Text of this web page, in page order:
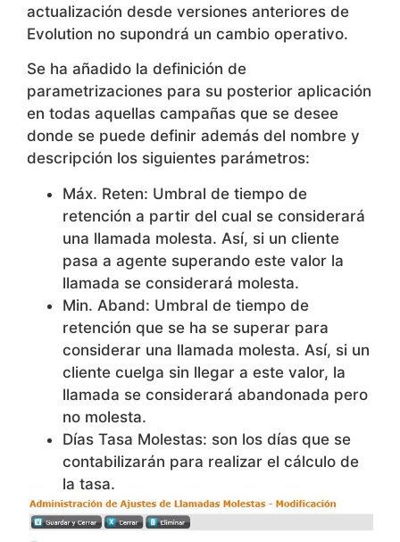
actualización desde versiones anteriores de
Evolution no supondrá un cambio operativo.
Se ha añadido la definición de
parametrizaciones para su posterior aplicación
en todas aquellas campañas que se desee
donde se puede definir además del nombre y
descripción los siguientes parámetros:
Máx. Reten: Umbral de tiempo de
retención a partir del cual se considerará
una llamada molesta. Así, si un cliente
pasa a agente superando este valor la
llamada se considerará molesta.
Min. Aband: Umbral de tiempo de
retención que se ha se superar para
considerar una llamada molesta. Así, si un
cliente cuelga sin llegar a este valor, la
llamada se considerará abandonada pero
no molesta.
Días Tasa Molestas: son los días que se
contabilizarán para realizar el cálculo de
la tasa.